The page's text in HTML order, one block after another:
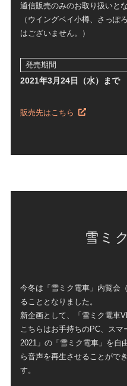
通信販売のみのお取り扱いとな
（ウイングベイ小樽、さっぽ
はございません。）
発売期間
2021年3月24日（水）まで
販売先はこちら
雪ミ
今冬は「雪ミク電車」内覧会
ることとなりました。
新企画として、「雪ミク電車
こちらはお手持ちのPC、ス
2021」の「雪ミク電車」を自
ら音声を再生させることがで
す。